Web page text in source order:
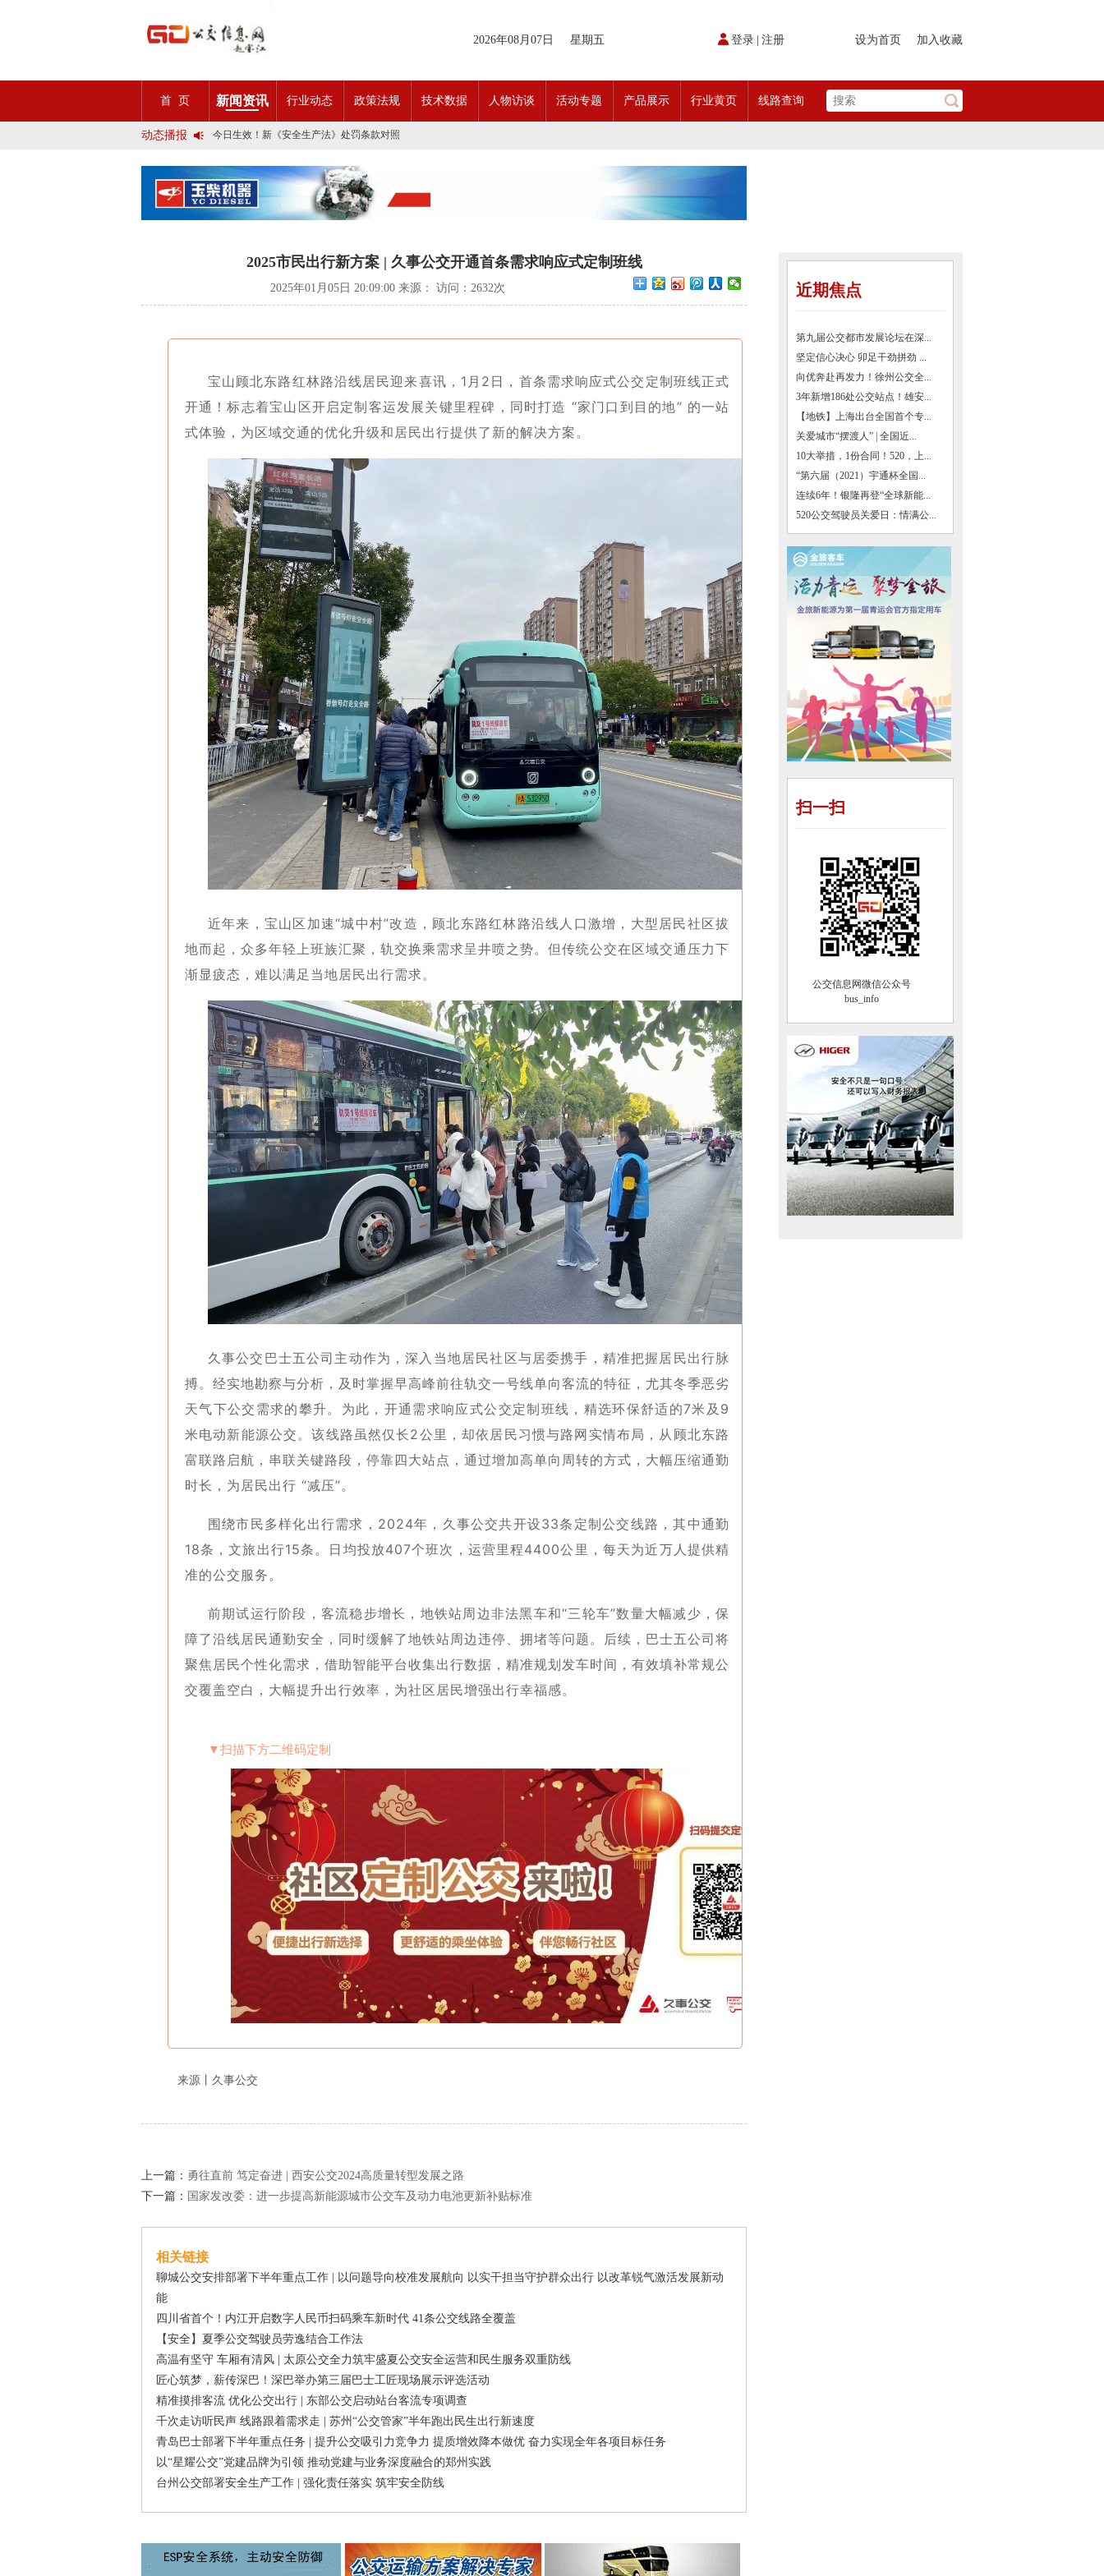
2026年08月07日 星期五 登录 注册 设为首页 加入收藏
首 页 新闻资讯 行业动态 政策法规 技术数据 人物访谈 活动专题 产品展示 行业黄页 线路查询
动态播报
2025市民出行新方案 | 久事公交开通首条需求响应式定制班线
第九届公交都市发展论坛 (深圳)邀请函
创新 实践 沟通 | 聚焦「智慧公交」目标 助推公交转型发展——沪苏城市公交企业经验交流会在通顺利召开
岁月为鉴人民为证，百年北京公交实现历史性跨越！
今日生效！新《安全生产法》处罚条款对照
2025市民出行新方案 | 久事公交开通首条需求响应式定制班线
第九届公交都市发展论坛 (深圳)邀请函
石河子市公交公司荣获全国五一劳动奖状
宜昌公交春节滨江观光定制巴士18日开行！
传承张謇精神•厚植为民情怀•党建引领前行•文化润企发展——南通公交集团发布全新企业文化理念体系
岁月为鉴人民为证，百年北京公交实现历史性跨越！
今日生效！新《安全生产法》处罚条款对照
交通运输部、科学技术部发布关于科技创新驱动加快建设交通强国的意见
2025市民出行新方案 | 久事公交开通首条需求响应式定制班线
2025年01月05日 20:09:00 来源： 访问： 2632次
宝山顾北东路红林路沿线居民迎来喜讯，1月2日，首条需求响应式公交定制班线正式
开通！标志着宝山区开启定制客运发展关键里程碑，同时打造 “家门口到目的地” 的一站
式体验，为区域交通的优化升级和居民出行提供了新的解决方案。
近年来，宝山区加速“城中村”改造，顾北东路红林路沿线人口激增，大型居民社区拔
地而起，众多年轻上班族汇聚，轨交换乘需求呈井喷之势。但传统公交在区域交通压力下
渐显疲态，难以满足当地居民出行需求。
久事公交巴士五公司主动作为，深入当地居民社区与居委携手，精准把握居民出行脉
搏。经实地勘察与分析，及时掌握早高峰前往轨交一号线单向客流的特征，尤其冬季恶劣
天气下公交需求的攀升。为此，开通需求响应式公交定制班线，精选环保舒适的7米及9
米电动新能源公交。该线路虽然仅长2公里，却依居民习惯与路网实情布局，从顾北东路
富联路启航，串联关键路段，停靠四大站点，通过增加高单向周转的方式，大幅压缩通勤
时长，为居民出行 “减压”。
围绕市民多样化出行需求，2024年，久事公交共开设33条定制公交线路，其中通勤
18条，文旅出行15条。日均投放407个班次，运营里程4400公里，每天为近万人提供精
准的公交服务。
前期试运行阶段，客流稳步增长，地铁站周边非法黑车和“三轮车”数量大幅减少，保
障了沿线居民通勤安全，同时缓解了地铁站周边违停、拥堵等问题。后续，巴士五公司将
聚焦居民个性化需求，借助智能平台收集出行数据，精准规划发车时间，有效填补常规公
交覆盖空白，大幅提升出行效率，为社区居民增强出行幸福感。
▼扫描下方二维码定制
来源丨久事公交
上一篇： 勇往直前 笃定奋进 | 西安公交2024高质量转型发展之路
下一篇： 国家发改委：进一步提高新能源城市公交车及动力电池更新补贴标准
相关链接
聊城公交安排部署下半年重点工作 | 以问题导向校准发展航向 以实干担当守护群众出行 以改革锐气激活发展新动
能
四川省首个！内江开启数字人民币扫码乘车新时代 41条公交线路全覆盖
【安全】夏季公交驾驶员劳逸结合工作法
高温有坚守 车厢有清风 | 太原公交全力筑牢盛夏公交安全运营和民生服务双重防线
匠心筑梦，薪传深巴！深巴举办第三届巴士工匠现场展示评选活动
精准摸排客流 优化公交出行 | 东部公交启动站台客流专项调查
千次走访听民声 线路跟着需求走 | 苏州“公交管家”半年跑出民生出行新速度
青岛巴士部署下半年重点任务 | 提升公交吸引力竞争力 提质增效降本做优 奋力实现全年各项目标任务
以“星耀公交”党建品牌为引领 推动党建与业务深度融合的郑州实践
台州公交部署安全生产工作 | 强化责任落实 筑牢安全防线
近期焦点
第九届公交都市发展论坛在深...
坚定信心决心 卯足干劲拼劲 ...
向优奔赴再发力！徐州公交全...
3年新增186处公交站点！雄安...
【地铁】上海出台全国首个专...
关爱城市“摆渡人” | 全国近...
10大举措，1份合同！520，上...
“第六届（2021）宇通杯全国...
连续6年！银隆再登“全球新能...
520公交驾驶员关爱日：情满公...
扫一扫
公交信息网微信公众号
bus_info